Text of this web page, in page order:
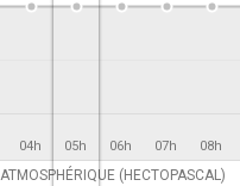
04h 05h 06h 07h 08h
(HECTOPASCAL)